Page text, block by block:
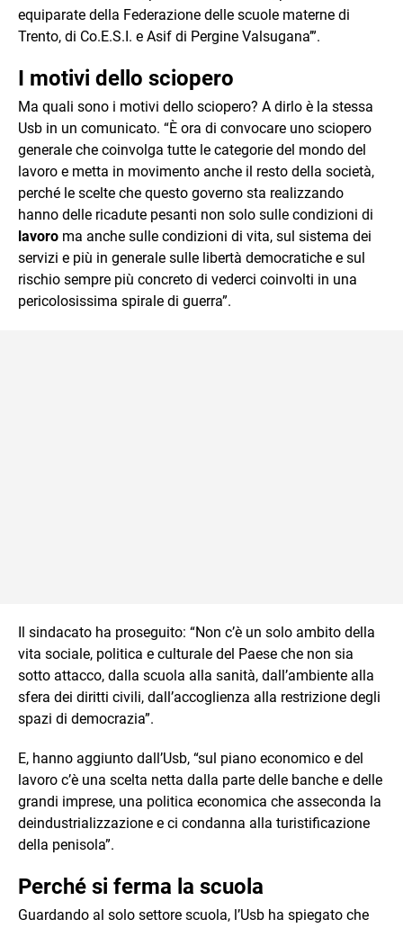
equiparate della Federazione delle scuole materne di
Trento, di Co.E.S.I. e Asif di Pergine Valsugana’”.
I motivi dello sciopero
Ma quali sono i motivi dello sciopero? A dirlo è la stessa
Usb in un comunicato. “È ora di convocare uno sciopero
generale che coinvolga tutte le categorie del mondo del
lavoro e metta in movimento anche il resto della società,
perché le scelte che questo governo sta realizzando
hanno delle ricadute pesanti non solo sulle condizioni di
lavoro ma anche sulle condizioni di vita, sul sistema dei
servizi e più in generale sulle libertà democratiche e sul
rischio sempre più concreto di vederci coinvolti in una
pericolosissima spirale di guerra”.
Il sindacato ha proseguito: “Non c’è un solo ambito della
vita sociale, politica e culturale del Paese che non sia
sotto attacco, dalla scuola alla sanità, dall’ambiente alla
sfera dei diritti civili, dall’accoglienza alla restrizione degli
spazi di democrazia”.
E, hanno aggiunto dall’Usb, “sul piano economico e del
lavoro c’è una scelta netta dalla parte delle banche e delle
grandi imprese, una politica economica che asseconda la
deindustrializzazione e ci condanna alla turistificazione
della penisola”.
Perché si ferma la scuola
Guardando al solo settore scuola, l’Usb ha spiegato che